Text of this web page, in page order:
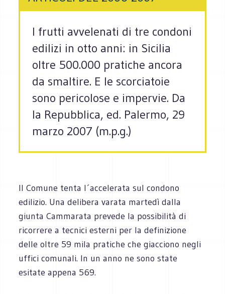
I frutti avvelenati di tre condoni
edilizi in otto anni: in Sicilia
oltre 500.000 pratiche ancora
da smaltire. E le scorciatoie
sono pericolose e impervie. Da
la Repubblica, ed. Palermo, 29
marzo 2007 (m.p.g.)
Il Comune tenta l´accelerata sul condono
edilizio. Una delibera varata martedì dalla
giunta Cammarata prevede la possibilità di
ricorrere a tecnici esterni per la definizione
delle oltre 59 mila pratiche che giacciono negli
uffici comunali. In un anno ne sono state
esitate appena 569.